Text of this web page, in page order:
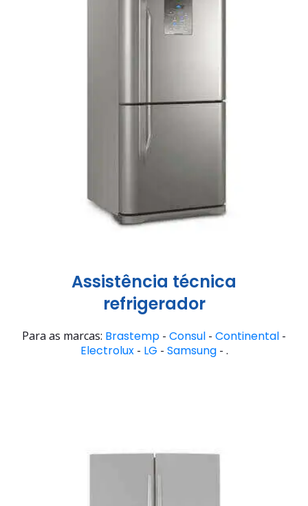
Assistência técnica
refrigerador
Para as marcas: Brastemp - Consul - Continental -
Electrolux- LG - Samsung- .